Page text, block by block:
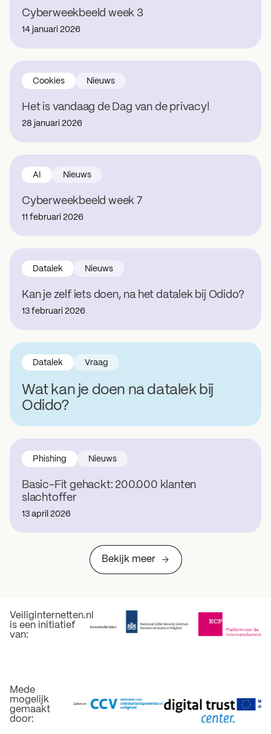
Cyberweekbeeld week 3
14 januari 2026
Het is vandaag de Dag van de privacy!
Cookies Nieuws
28 januari 2026
Cyberweekbeeld week 7
AI Nieuws
11 februari 2026
Kan je zelf iets doen, na het datalek bij Odido?
Datalek Nieuws
13 februari 2026
Wat kan je doen na datalek bij
Odido?
Datalek Vraag
Basic-Fit gehackt: 200.000 klanten
slachtoffer
Phishing Nieuws
13 april 2026
Bekijk meer
Veiliginternetten.nl
is een initiatief
van:
Mede
mogelijk
gemaakt
door: